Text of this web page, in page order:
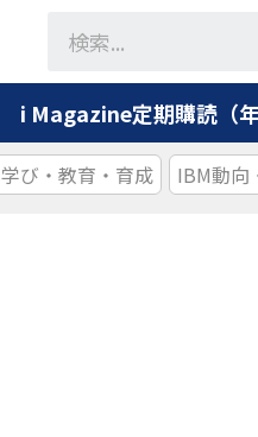
i Magazine定期購読（年
学び・教育・育成 IBM動向